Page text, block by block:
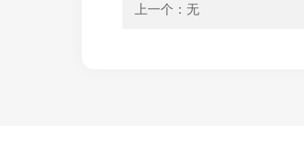
上一个：无